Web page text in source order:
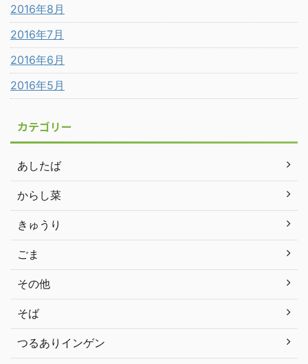
2016年8月
2016年7月
2016年6月
2016年5月
カテゴリー
あしたば
からし菜
きゅうり
ごま
その他
そば
つるありインゲン